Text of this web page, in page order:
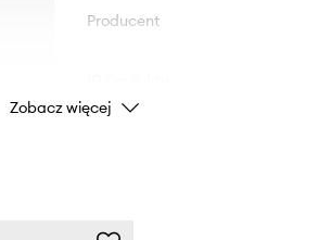
Producent
Zobacz więcej